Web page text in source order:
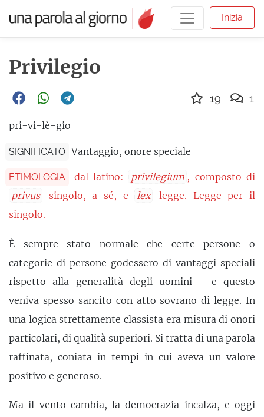
Inizia
Privilegio
pri-vi-lè-gio
SIGNIFICATO Vantaggio, onore speciale
ETIMOLOGIA dal latino: privilegium , composto di
privus
singolo, a sé, e lex
legge. Legge per il
singolo.
È sempre stato normale che certe persone o
categorie di persone godessero di vantaggi speciali
rispetto alla generalità degli uomini - e questo
veniva spesso sancito con atto sovrano di legge. In
una logica strettamente classista era misura di onori
particolari, di qualità superiori. Si tratta di una parola
raffinata, coniata in tempi in cui aveva un valore
positivo e generoso.
Ma il vento cambia, la democrazia incalza, e oggi
19 1